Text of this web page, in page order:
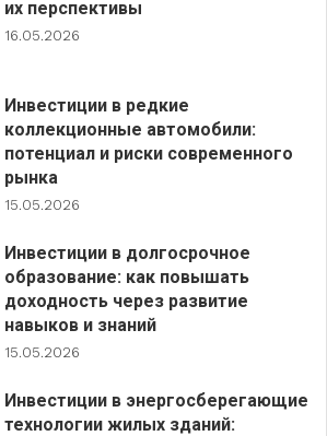
их перспективы
16.05.2026
Инвестиции в редкие
коллекционные автомобили:
потенциал и риски современного
рынка
15.05.2026
Инвестиции в долгосрочное
образование: как повышать
доходность через развитие
навыков и знаний
15.05.2026
Инвестиции в энергосберегающие
технологии жилых зданий: